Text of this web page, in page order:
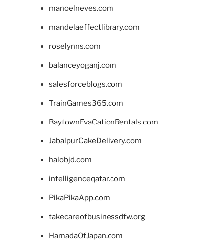
manoelneves.com
mandelaeffectlibrary.com
roselynns.com
balanceyoganj.com
salesforceblogs.com
TrainGames365.com
BaytownEvaCationRentals.com
JabalpurCakeDelivery.com
halobjd.com
intelligenceqatar.com
PikaPikaApp.com
takecareofbusinessdfw.org
HamadaOfJapan.com